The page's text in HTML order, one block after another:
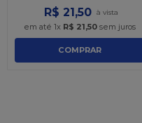
R$ 21,50
em até 1x R$ 21,50sem juros
COMPRAR